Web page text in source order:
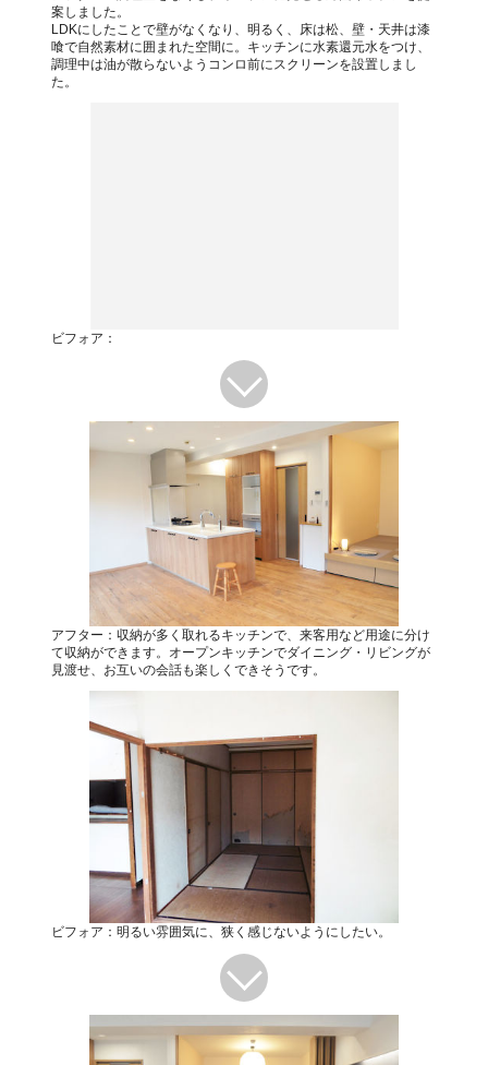
案しました。
LDKにしたことで壁がなくなり、明るく、床は松、壁・天井は漆
喰で自然素材に囲まれた空間に。キッチンに水素還元水をつけ、
調理中は油が散らないようコンロ前にスクリーンを設置しまし
た。
ビフォア：
アフター：収納が多く取れるキッチンで、来客用など用途に分け
て収納ができます。オープンキッチンでダイニング・リビングが
見渡せ、お互いの会話も楽しくできそうです。
ビフォア：明るい雰囲気に、狭く感じないようにしたい。